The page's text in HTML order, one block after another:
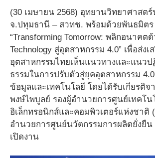
(30 เมษายน 2568) อุทยานวิทยาศาสตร์
จ.ปทุมธานี – สวทช. พร้อมด้วยพันธมิต
“Transforming Tomorrow: พลิกอนาคต
Technology สู่อุตสาหกรรม 4.0” เพื่อส่งเ
อุตสาหกรรมไทยเห็นแนวทางและแนวป
ธรรมในการปรับตัวสู่ยุคอุตสาหกรรม
ข้อมูลและเทคโนโลยี โดยได้รับเกียรติจ
พงษ์ไพบูลย์ รองผู้อำนวยการศูนย์เทคโน
อิเล็กทรอนิกส์และคอมพิวเตอร์แห่งชาติ
อำนวยการศูนย์นวัตกรรมการผลิตยั่งยืน
เปิดงาน